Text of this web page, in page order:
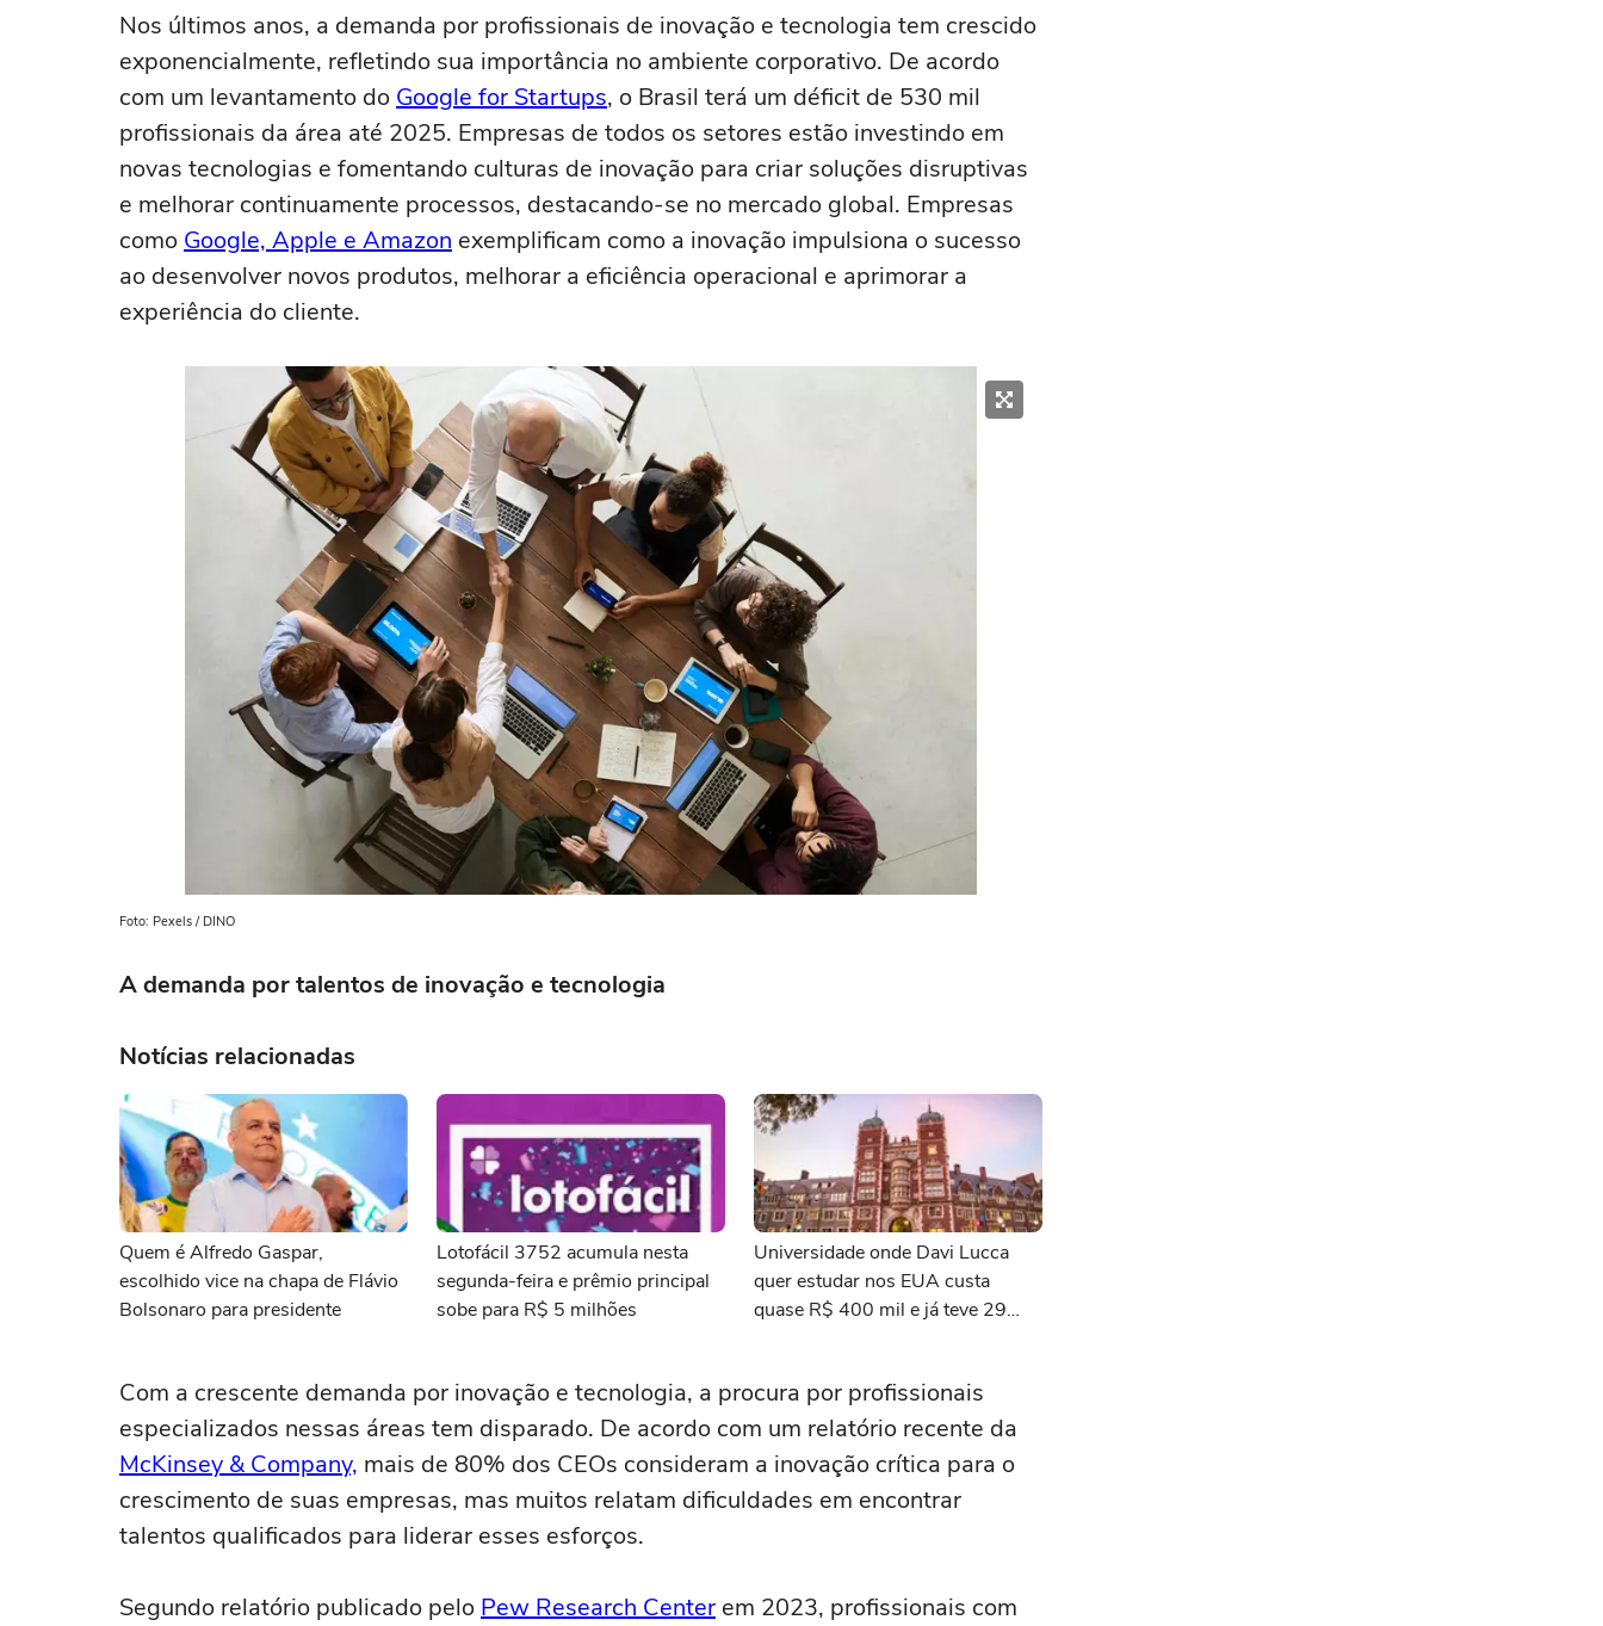
Nos últimos anos, a demanda por profissionais de inovação e tecnologia tem crescido
exponencialmente, refletindo sua importância no ambiente corporativo. De acordo
com um levantamento do Google for Startups, o Brasil terá um déficit de 530 mil
profissionais da área até 2025. Empresas de todos os setores estão investindo em
novas tecnologias e fomentando culturas de inovação para criar soluções disruptivas
e melhorar continuamente processos, destacando-se no mercado global. Empresas
como Google, Apple e Amazon exemplificam como a inovação impulsiona o sucesso
ao desenvolver novos produtos, melhorar a eficiência operacional e aprimorar a
experiência do cliente.
Foto: Pexels / DINO
A demanda por talentos de inovação e tecnologia
Notícias relacionadas
Quem é Alfredo Gaspar,
escolhido vice na chapa de Flávio
Bolsonaro para presidente
Lotofácil 3752 acumula nesta
segunda-feira e prêmio principal
sobe para R$ 5 milhões
Universidade onde Davi Lucca
quer estudar nos EUA custa
quase R$ 400 mil e já teve 29
Com a crescente demanda por inovação e tecnologia, a procura por profissionais
especializados nessas áreas tem disparado. De acordo com um relatório recente da
McKinsey & Company, mais de 80% dos CEOs consideram a inovação crítica para o
crescimento de suas empresas, mas muitos relatam dificuldades em encontrar
talentos qualificados para liderar esses esforços.
Segundo relatório publicado pelo Pew Research Center em 2023, profissionais com